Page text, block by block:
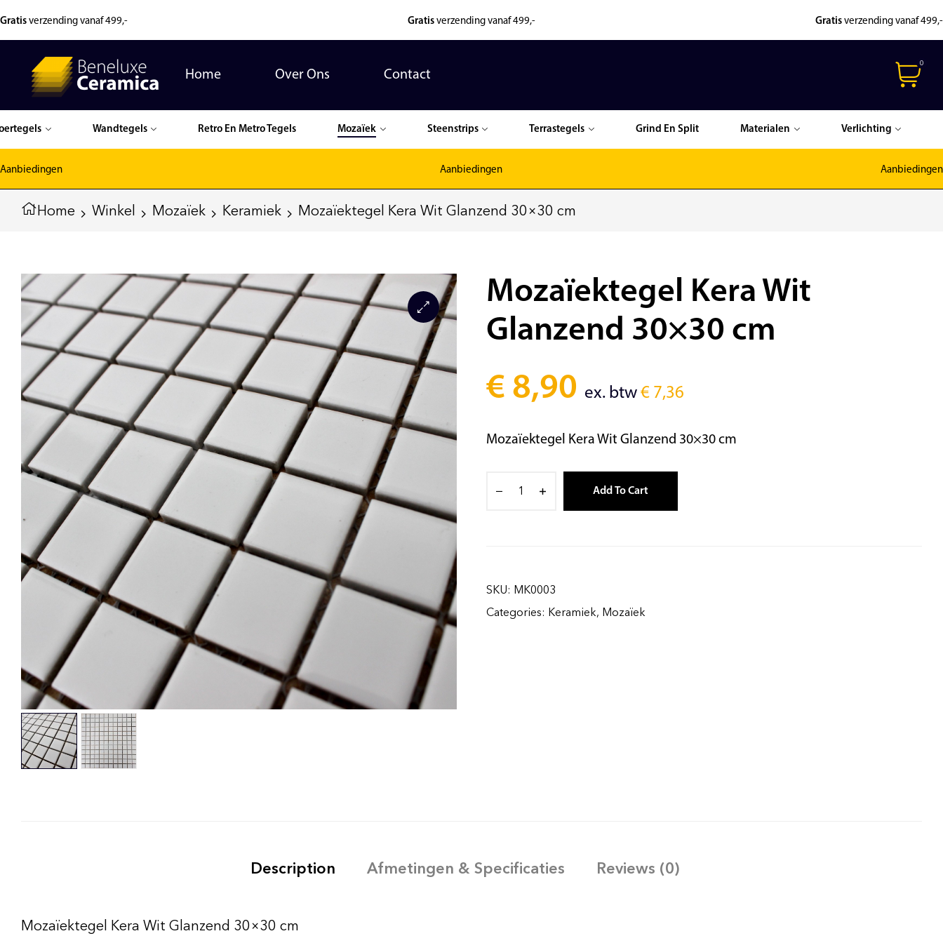
Gratis verzending vanaf 499,- Gratis verzending vanaf 499,- Gratis verzending vanaf 499,-
Home Over Ons Contact
0
Wandtegels Retro En Metro Tegels Mozaïek Steenstrips Terrastegels Grind En Split Materialen Verlichting
Aanbiedingen Aanbiedingen Aanbiedingen
Home Winkel Mozaïek Keramiek Mozaïektegel Kera Wit Glanzend 30×30 cm
Mozaïektegel Kera Wit
Glanzend 30×30 cm
€ 8,90 ex. btw €7,36
Mozaïektegel Kera Wit Glanzend 30×30 cm
Add To Cart
SKU: MK0003
Categories: Keramiek, Mozaïek
Description Afmetingen & Specificaties Reviews (0)
Mozaïektegel Kera Wit Glanzend 30×30 cm